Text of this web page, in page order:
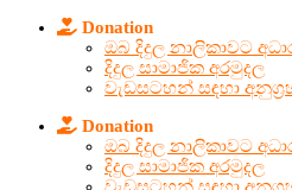
Donation
ඔබ දිදුල නාලිකාවට
දිදුල සාමාජික අරමුදල
වැඩසටහන් සඳහා
Donation
ඔබ දිදුල නාලිකාවට
දිදුල සාමාජික අරමුදල